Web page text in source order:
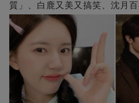
質」、白鹿又美又搞笑、沈月